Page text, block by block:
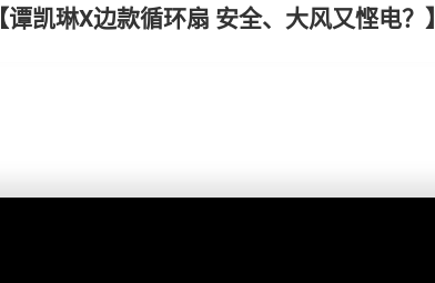
【谭凯琳X边款循环扇 安全、大风又悭电？】